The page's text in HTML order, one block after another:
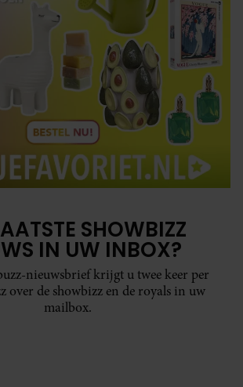
SHOWBIZZ
IN UW INBOX?
nieuwsbrief krijgt u twee keer per
over de showbizz en de royals in uw
mailbox.